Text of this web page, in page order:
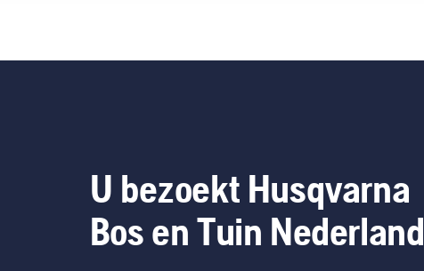
U bezoekt Husqvarna
Bos en Tuin Nederland